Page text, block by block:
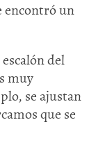
encontró un
del
muy
se ajustan
que se